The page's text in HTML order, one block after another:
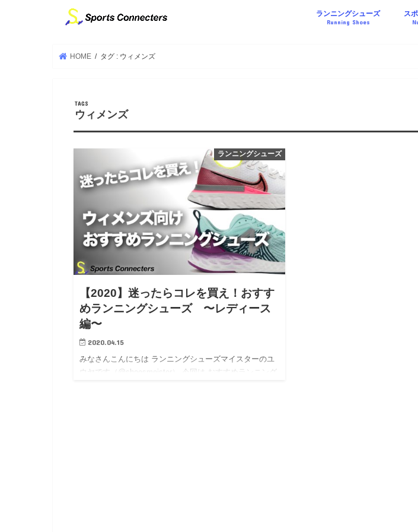
ランニングシューズ
Running Shoes
ス
HOME タグ : ウィメンズ
ウィメンズ
ランニングシューズ
【2020】迷ったらコレを買え！おすす
めランニングシューズ 〜レディース
編〜
2020.04.15
みなさんこんにちは ランニングシューズマイスターのユ
ウヤです（@shoesmeister） 今回は おすすめランニング